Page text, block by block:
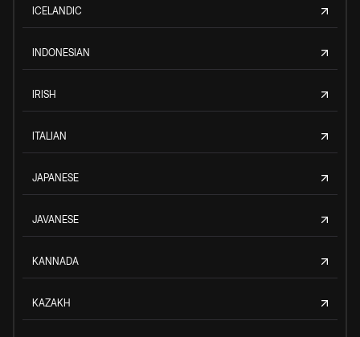
ICELANDIC
INDONESIAN
IRISH
ITALIAN
JAPANESE
JAVANESE
KANNADA
KAZAKH